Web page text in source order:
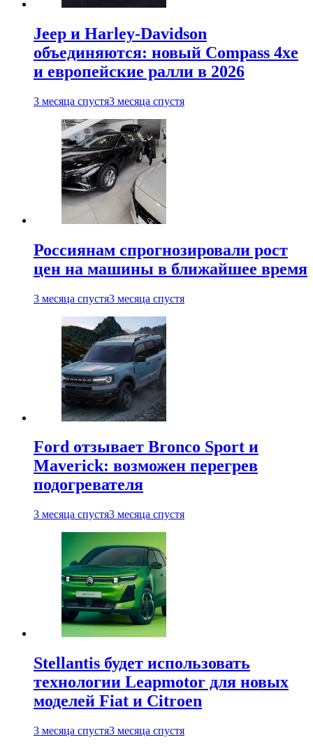
Jeep и Harley-Davidson
объединяются: новый Compass 4xe
и европейские ралли в 2026
3 месяца спустя3 месяца спустя
Россиянам спрогнозировали рост
цен на машины в ближайшее время
3 месяца спустя3 месяца спустя
Ford отзывает Bronco Sport и
Maverick: возможен перегрев
подогревателя
3 месяца спустя3 месяца спустя
Stellantis будет использовать
технологии Leapmotor для новых
моделей Fiat и Citroen
3 месяца спустя3 месяца спустя